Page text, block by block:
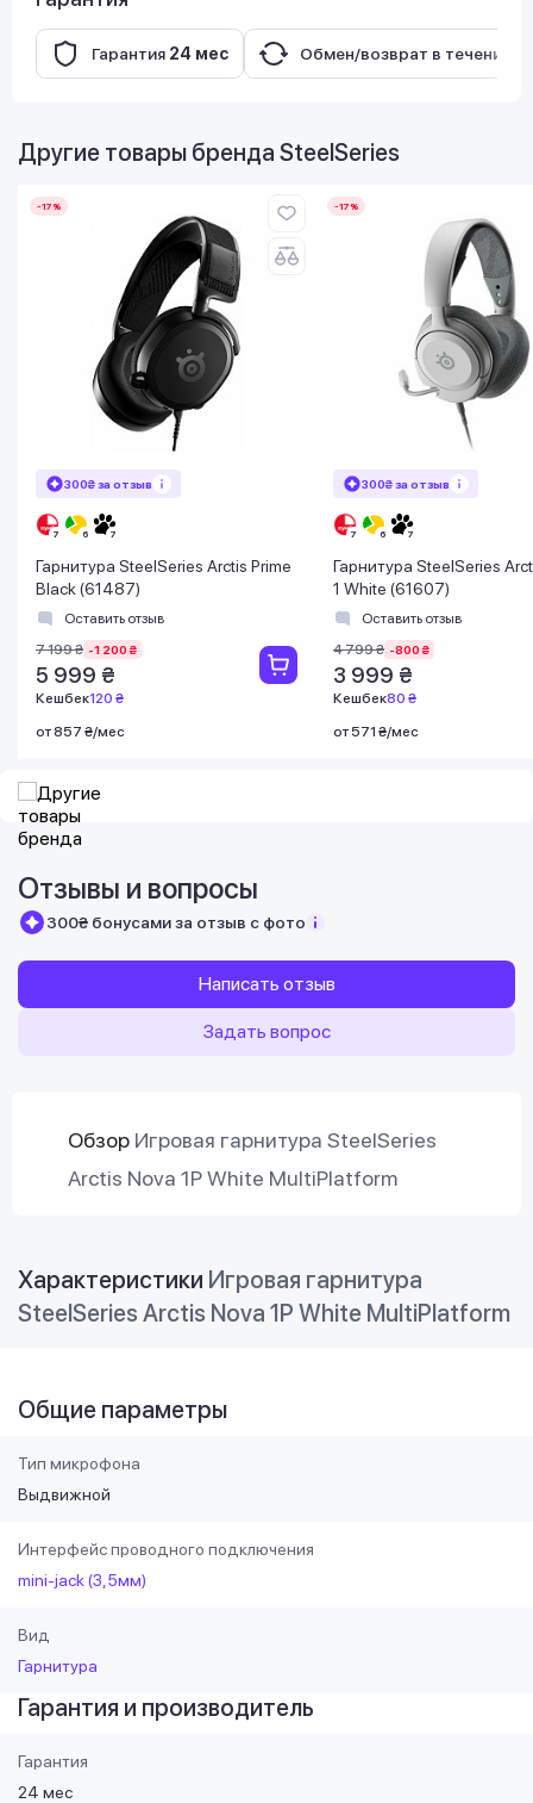
Гарантия 24 мес Обмен/возврат в течение
Другие товары бренда SteelSeries
-17%
300₴ за отзыв
Гарнитура SteelSeries Arctis Prime
Black (61487)
Оставить отзыв
7 199 ₴ -1 200 ₴
5 999 ₴
Кешбек120 ₴
от 857 ₴/мес
-17%
300₴ за отзыв
Гарнитура SteelSeries
1 White (61607)
Оставить отзыв
4 799 ₴ -800 ₴
3 999 ₴
Кешбек80 ₴
от 571 ₴/мес
Отзывы и вопросы
300₴ бонусами за отзыв с фото
Написать отзыв
Задать вопрос
Обзор Игровая гарнитура SteelSeries
Arctis Nova 1P White MultiPlatform
Характеристики Игровая гарнитура
SteelSeries Arctis Nova 1P White MultiPlatform
Общие параметры
Тип микрофона
Выдвижной
Интерфейс проводного подключения
mini-jack (3,5мм)
Вид
Гарнитура
Гарантия и производитель
Гарантия
24 мес